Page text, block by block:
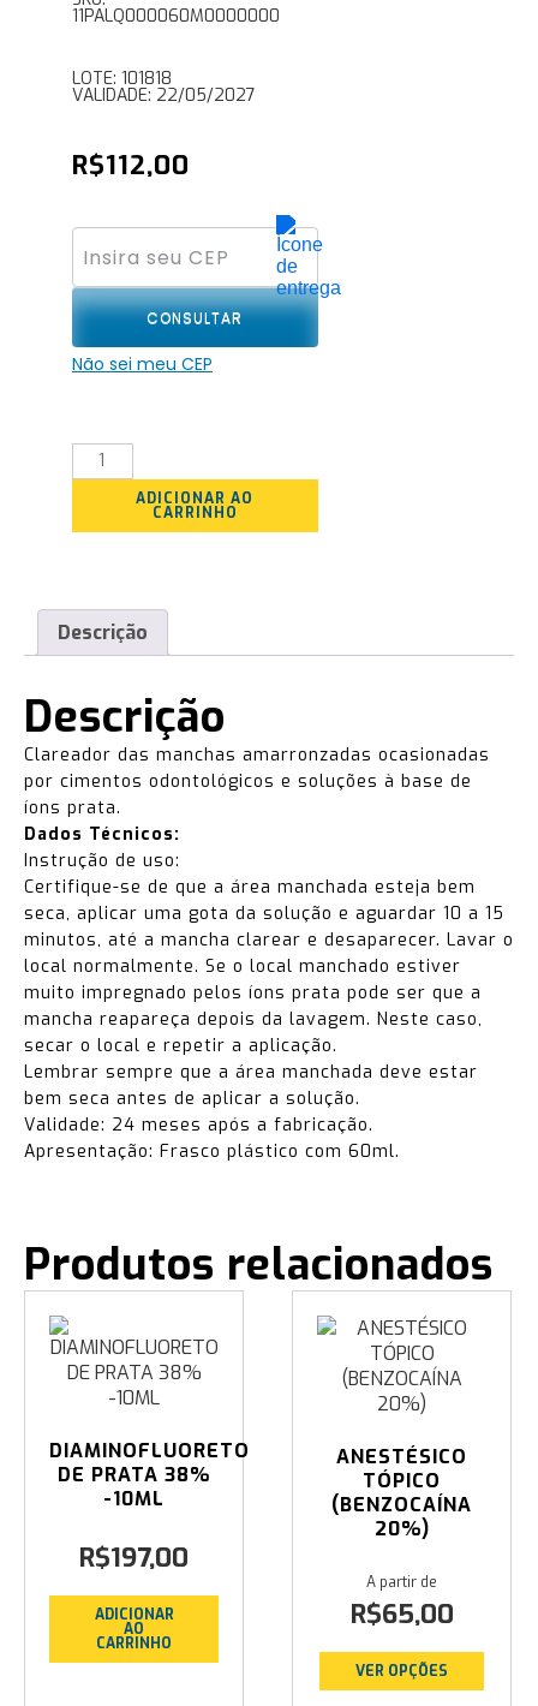
11PALQ000060M0000000
LOTE: 101818
VALIDADE: 22/05/2027
R$112,00
CONSULTAR
Não sei meu CEP
Quantidade
ADICIONAR AO
CARRINHO
Descrição
Descrição
Clareador das manchas amarronzadas ocasionadas
por cimentos odontológicos e soluções à base de
íons prata.
Dados Técnicos:
Instrução de uso:
Certifique-se de que a área manchada esteja bem
seca, aplicar uma gota da solução e aguardar 10 a 15
minutos, até a mancha clarear e desaparecer. Lavar o
local normalmente. Se o local manchado estiver
muito impregnado pelos íons prata pode ser que a
mancha reapareça depois da lavagem. Neste caso,
secar o local e repetir a aplicação.
Lembrar sempre que a área manchada deve estar
bem seca antes de aplicar a solução.
Validade: 24 meses após a fabricação.
Apresentação: Frasco plástico com 60ml.
Produtos relacionados
DIAMINOFLUORETO
DE PRATA 38%
-10ML
R$197,00
ADICIONAR
AO
CARRINHO
ANESTÉSICO
TÓPICO
(BENZOCAÍNA
20%)
R$65,00
VER OPÇÕES